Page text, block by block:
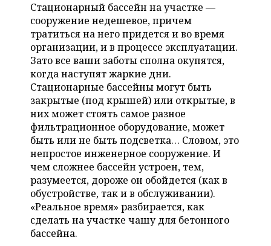
ВУЗЫ ТАТАРСТАНА
КОМУ ПРИНАДЛЕЖАТ
ТОРГОВЫЕ ЦЕНТРЫ
ТАТАРСТАНА
БАНКИ
БЮДЖЕТ
ИНВЕСТИЦИИ
АГРОПРОМ
МАШИНОСТРОЕНИЕ
НЕФТЕХИМИЯ
НЕФТЬ
ОПК
ЭНЕРГЕТИКА
НОВОСТИ НЕДВИЖИМОСТИ
АВТО
НОВОСТИ АВТО
БИЗНЕС
НОВОСТИ БИЗНЕСА
РОЗНИЧНАЯ ТОРГОВЛЯ
ТРАНСПОРТ
УСЛУГИ
ТЕХНОЛОГИИ
НОВОСТИ ТЕХНОЛОГИЙ
МЕДИА
ТЕЛЕКОММУНИКАЦИИ
МЕРОПРИЯТИЯ
НОВОСТИ МЕРОПРИЯТИЙ
ВЫЕЗДНАЯ РЕДАКЦИЯ
БИЗНЕС-БРАНЧИ
ONLINE-КОНФЕРЕНЦИИ
ОТКРЫТАЯ ЛЕКЦИЯ
СПОРТ
НОВОСТИ СПОРТА
ФУТБОЛ
ХОККЕЙ
БАСКЕТБОЛ
ОБЩЕСТВО
НОВОСТИ ОБЩЕСТВА
ВЛАСТЬ
ИНФРАСТРУКТУРА
ФОТОГАЛЕРЕЯ
СЮЖЕТЫ
СПРАВОЧНИК
Стационарный бассейн на участке —
сооружение недешевое, причем
тратиться на него придется и во время
организации, и в процессе эксплуатации.
Зато все ваши заботы сполна окупятся,
когда наступят жаркие дни.
Стационарные бассейны могут быть
закрытые (под крышей) или открытые, в
них может стоять самое разное
фильтрационное оборудование, может
быть или не быть подсветка… Словом, это
непростое инженерное сооружение. И
чем сложнее бассейн устроен, тем,
разумеется, дороже он обойдется (как в
обустройстве, так и в обслуживании).
«Реальное время» разбирается, как
сделать на участке чашу для бетонного
бассейна.